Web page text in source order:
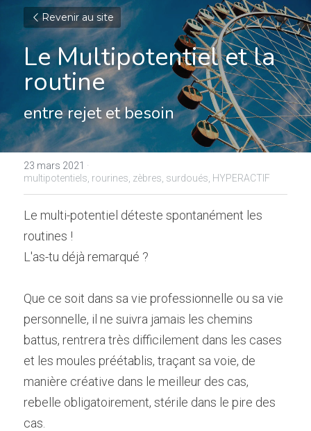
Revenir au site
Le Multipotentiel et la
routine
entre rejet et besoin
23 mars 2021 ·
multipotentiels, rourines, zèbres, surdoués, HYPERACTIF
Le multi-potentiel déteste spontanément les
routines !
L'as-tu déjà remarqué ?
Que ce soit dans sa vie professionnelle ou sa vie
personnelle, il ne suivra jamais les chemins
battus, rentrera très difficilement dans les cases
et les moules préétablis, traçant sa voie, de
manière créative dans le meilleur des cas,
rebelle obligatoirement, stérile dans le pire des
cas.